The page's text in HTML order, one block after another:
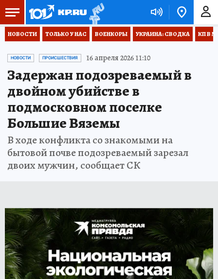
НОВОСТИ ТОЛЬКО У НАС ВОЕНКОРЫ УКРАИНА: СВОДКА КП В
НОВОСТИ ПРОИСШЕСТВИЯ 16 апреля 2026 11:10
Задержан подозреваемый в
двойном убийстве в
подмосковном поселке
Большие Вяземы
В ходе конфликта со знакомыми на
бытовой почве подозреваемый зарезал
двоих мужчин, сообщает СК